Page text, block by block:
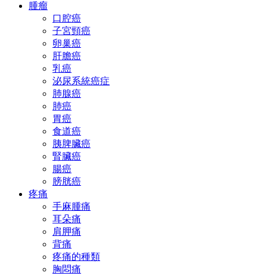
腫瘤
口腔癌
子宮頸癌
卵巢癌
肝膽癌
乳癌
泌尿系統癌症
肺腺癌
肺癌
胃癌
食道癌
胰脾臟癌
腎臟癌
腸癌
膀胱癌
疼痛
手麻腫痛
耳朵痛
肩胛痛
背痛
疼痛的種類
胸悶痛